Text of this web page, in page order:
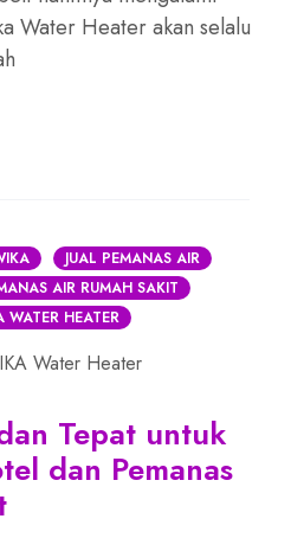
Water Heater akan selalu
JUAL PEMANAS AIR
AIR RUMAH SAKIT
WATER HEATER
Water Heater
Tepat untuk
dan Pemanas